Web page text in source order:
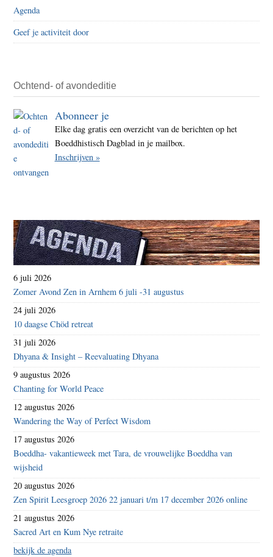
Agenda
Geef je activiteit door
Ochtend- of avondeditie
Abonneer je
Elke dag gratis een overzicht van de berichten op het
Boeddhistisch Dagblad in je mailbox.
Inschrijven »
6 juli 2026
Zomer Avond Zen in Arnhem 6 juli -31 augustus
24 juli 2026
10 daagse Chöd retreat
31 juli 2026
Dhyana & Insight – Reevaluating Dhyana
9 augustus 2026
Chanting for World Peace
12 augustus 2026
Wandering the Way of Perfect Wisdom
17 augustus 2026
Boeddha- vakantieweek met Tara, de vrouwelijke Boeddha van
wijsheid
20 augustus 2026
Zen Spirit Leesgroep 2026 22 januari t/m 17 december 2026 online
21 augustus 2026
Sacred Art en Kum Nye retraite
bekijk de agenda